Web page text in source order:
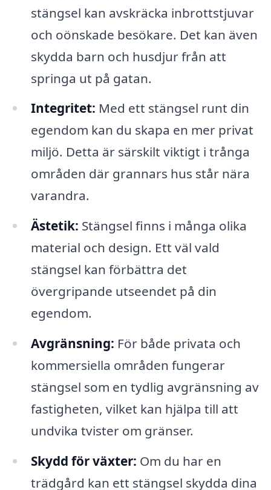
stängsel kan avskräcka inbrottstjuvar
och oönskade besökare. Det kan även
skydda barn och husdjur från att
springa ut på gatan.
Integritet: Med ett stängsel runt din
egendom kan du skapa en mer privat
miljö. Detta är särskilt viktigt i trånga
områden där grannars hus står nära
varandra.
Ästetik: Stängsel finns i många olika
material och design. Ett väl vald
stängsel kan förbättra det
övergripande utseendet på din
egendom.
Avgränsning: För både privata och
kommersiella områden fungerar
stängsel som en tydlig avgränsning av
fastigheten, vilket kan hjälpa till att
undvika tvister om gränser.
Skydd för växter: Om du har en
trädgård kan ett stängsel skydda dina